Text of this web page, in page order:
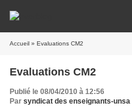
Accueil » Evaluations CM2
Evaluations CM2
Publié le 08/04/2010 à 12:56
Par syndicat des enseignants-unsa